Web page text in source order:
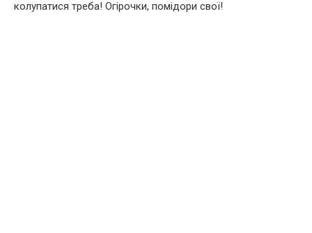
колупатися треба! Огірочки, помідори свої!